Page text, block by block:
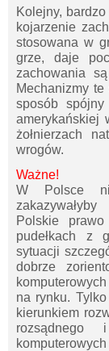
Kolejny,
kojarzenie
stosowana w
grze, daje
zachowania
Mechanizmy
sposób
amerykańskiej
żołnierzach
wrogów.
Ważne!
W Polsce
Polskie
pudełkach z
sytuacji
dobrze
na rynku.
kierunkiem